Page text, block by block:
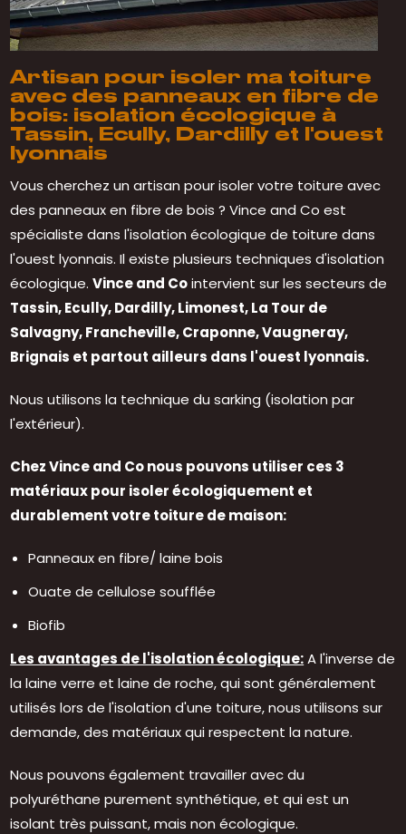
Artisan pour isoler ma toiture
avec des panneaux en fibre de
bois: isolation écologique à
Tassin, Ecully, Dardilly et l'ouest
lyonnais
Vous cherchez un artisan pour isoler votre toiture avec
des panneaux en fibre de bois ? Vince and Co est
spécialiste dans l'isolation écologique de toiture dans
l'ouest lyonnais. Il existe plusieurs techniques d'isolation
écologique.Vince and Cointervient sur les secteurs de
Tassin, Ecully, Dardilly, Limonest, La Tour de
Salvagny, Francheville, Craponne, Vaugneray,
Brignais et partout ailleurs dans l'ouest lyonnais.
Nous utilisons la technique du sarking (isolation par
l'extérieur).
Chez Vince and Co nous pouvons utiliser ces 3
matériaux pour isoler écologiquement et
durablement votre toiture de maison:
Panneaux en fibre/ laine bois
Ouate de cellulose soufflée
Biofib
Les avantages de l'isolation écologique:A l'inverse de
la laine verre et laine de roche, qui sont généralement
utilisés lors de l'isolation d'une toiture, nous utilisons sur
demande, des matériaux qui respectent la nature.
Nous pouvons également travailler avec du
polyuréthane purement synthétique, et qui est un
isolant très puissant, mais non écologique.